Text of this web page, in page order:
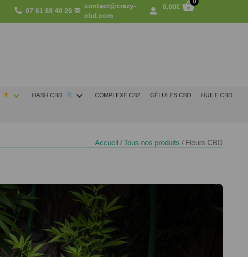
07 61 88 40 26
contact@crazy-
cbd.com
0,00€
HASH CBD COMPLEXE CB2 GÉLULES CBD HUILE CBD
Accueil/ Tous nos produits / Fleurs CBD